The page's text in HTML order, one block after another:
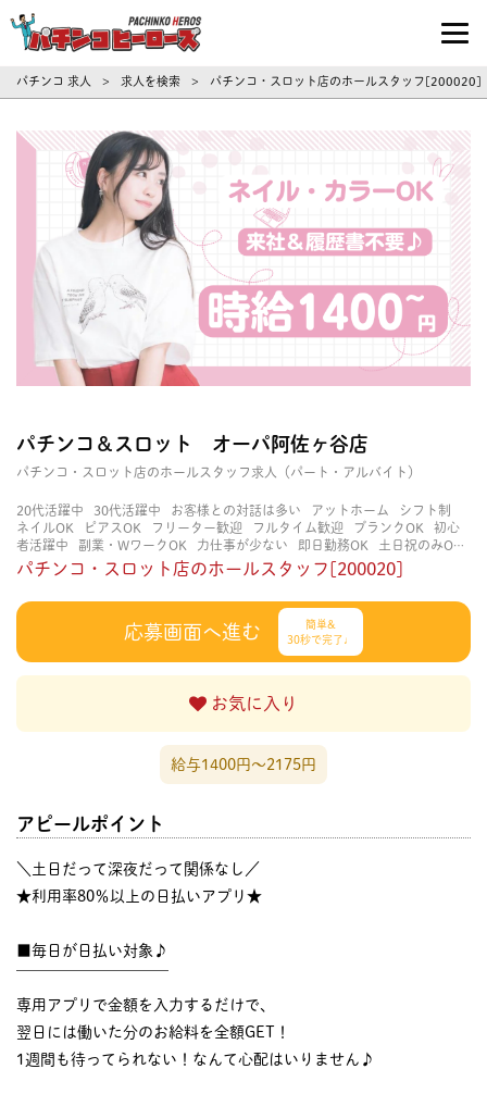
パチンコ求人・転職ならパチンコヒーロ
パチンコ 求人 > 求人を検索 > パチンコ・スロット店のホールスタッフ
パチンコ＆スロット オーパ阿佐ヶ谷店
パチンコ・スロット店のホールスタッフ求人（パート・アルバイト）
20代活躍中 30代活躍中 お客様との対話は多い アットホーム
シフト制
ネイルOK
ピアスOK フリーター歓迎 フルタイム歓迎 ブランクOK
初心
者活躍中
副業・WワークOK 力仕事が少ない 即日勤務OK
土日祝のみOK
学歴不問
服装自由 未経験・初心者OK 決められた時間できっちり
経験不要
立ち仕事 経験者・有資格者歓迎 自分の都合に合わせやすい
自由
パチンコ・スロット店のホールスタッフ[200020]
応募画面へ進む
簡単&
30秒で完了♩
お気に入り
給与1400円〜2175円
アピールポイント
＼土日だって深夜だって関係なし／
★利用率80％以上の日払いアプリ★
■毎日が日払い対象♪
専用アプリで金額を入力するだけで、
翌日には働いた分のお給料を全額GET！
1週間も待ってられない！なんて心配はいりません♪